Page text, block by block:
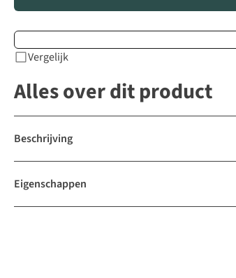
Vergelijk
Alles over dit product
Beschrijving
Eigenschappen